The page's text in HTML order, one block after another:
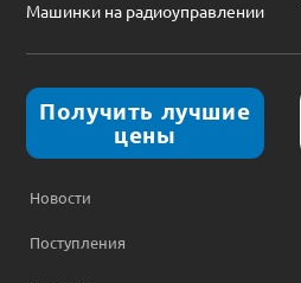
Машинки на радиоуправлении
Получить лучшие
цены
Новости
Поступления